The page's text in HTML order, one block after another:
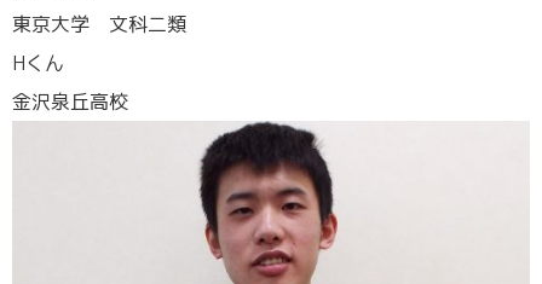
東京大学 文科二類
Hくん
金沢泉丘高校